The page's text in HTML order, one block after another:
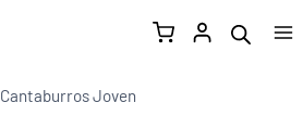
Cantaburros Joven